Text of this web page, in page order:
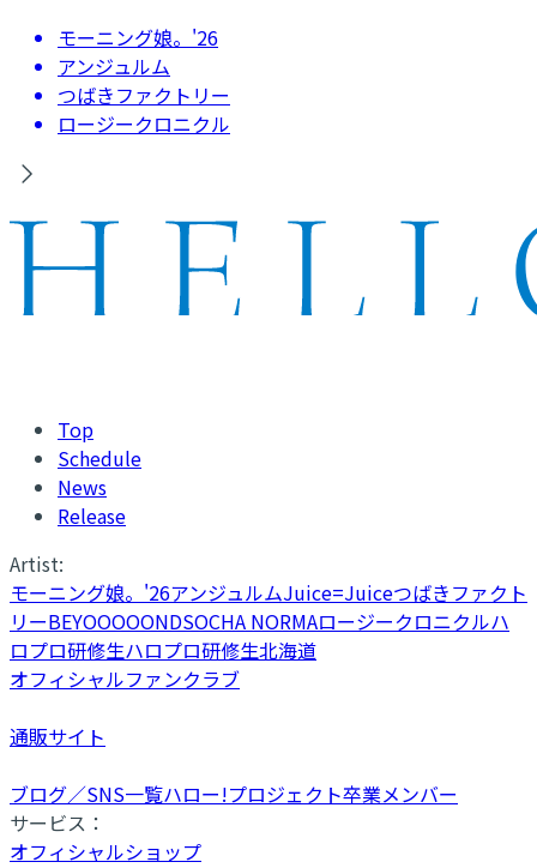
モーニング娘。'26
アンジュルム
つばきファクトリー
ロージークロニクル
Top
Schedule
News
Release
Artist:
モーニング娘。'26アンジュルムJuice=Juiceつばきファクト
リーBEYOOOOONDSOCHA NORMAロージークロニクルハ
ロプロ研修生ハロプロ研修生北海道
オフィシャルファンクラブ
通販サイト
ブログ／SNS一覧ハロー!プロジェクト卒業メンバー
サービス：
オフィシャルショップ